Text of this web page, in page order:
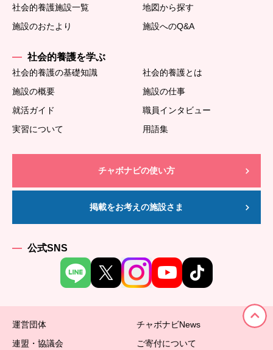
社会的養護施設一覧
地図から探す
施設のおたより
施設へのQ&A
社会的養護を学ぶ
社会的養護の基礎知識
社会的養護とは
施設の概要
施設の仕事
就活ガイド
職員インタビュー
実習について
用語集
チャボナビの使い方
掲載をお考えの施設さま
公式SNS
運営団体
チャボナビNews
連盟・協議会
ご寄付について